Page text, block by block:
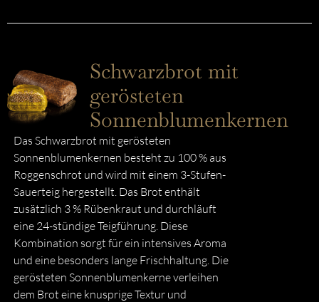
Schwarzbrot mit
gerösteten
Sonnenblumenkernen
Das Schwarzbrot mit gerösteten
Sonnenblumenkernen besteht zu 100 % aus
Roggenschrot und wird mit einem 3-Stufen-
Sauerteig hergestellt. Das Brot enthält
zusätzlich 3 % Rübenkraut und durchläuft
eine 24-stündige Teigführung. Diese
Kombination sorgt für ein intensives Aroma
und eine besonders lange Frischhaltung. Die
gerösteten Sonnenblumenkerne verleihen
dem Brot eine knusprige Textur und